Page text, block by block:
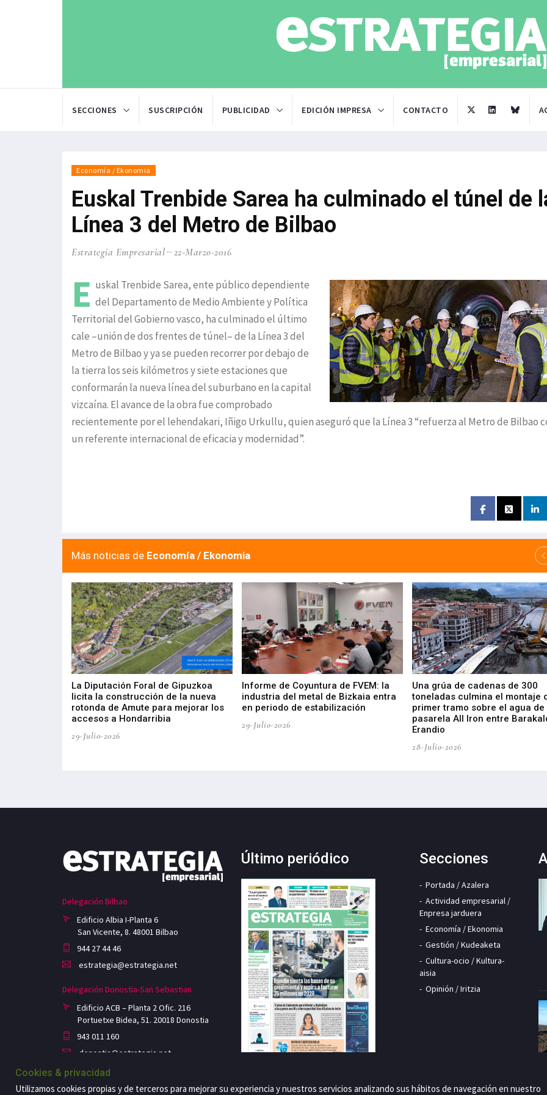
SECCIONES SUSCRIPCIÓN PUBLICIDAD EDICIÓN IMPRESA CONTACTO
Economía / Ekonomia
Euskal Trenbide Sarea ha culminado el túnel de
Línea 3 del Metro de Bilbao
Estrategia Empresarial 22-Marzo-2016
E uskal Trenbide Sarea, ente público dependiente
del Departamento de Medio Ambiente y Política
Territorial del Gobierno vasco, ha culminado el último
cale –unión de dos frentes de túnel– de la Línea 3 del
Metro de Bilbao y ya se pueden recorrer por debajo de
la tierra los seis kilómetros y siete estaciones que
conformarán la nueva línea del suburbano en la capital
vizcaína. El avance de la obra fue comprobado
recientemente por el lehendakari, Iñigo Urkullu, quien aseguró que la Línea 3 “refuerza al Metro de Bilbao
un referente internacional de eficacia y modernidad”.
Más noticias de Economía / Ekonomia
La Diputación Foral de Gipuzkoa
licita la construcción de la nueva
rotonda de Amute para mejorar los
accesos a Hondarribia
29-Julio-2026
Informe de Coyuntura de FVEM: la
industria del metal de Bizkaia entra
en periodo de estabilización
29-Julio-2026
Una grúa de cadenas de 300
toneladas culmina el montaje
primer tramo sobre el agua de
pasarela All Iron entre
Erandio
28-Julio-2026
Delegación Bilbao
Edificio Albia I-Planta 6
San Vicente, 8. 48001 Bilbao
944 27 44 46
estrategia@estrategia.net
Delegación Donostia-San Sebastian
Edificio ACB – Planta 2 Ofic. 216
Portuetxe Bidea, 51. 20018 Donostia
943 011 160
donostia@estrategia.net
Último periódico Secciones
Portada / Azalera
Actividad empresarial /
Enpresa jarduera
Economía / Ekonomia
Gestión / Kudeaketa
Cultura-ocio / Kultura-
aisia
Opinión / Iritzia
Cookies & privacidad
Utilizamos cookies propias y de terceros para mejorar su experiencia y nuestros servicios analizando sus hábitos de navegación en nuestro